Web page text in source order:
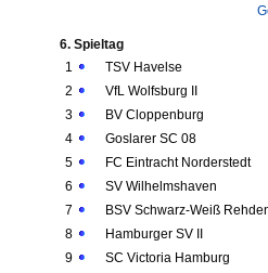
6. Spieltag
1
TSV Havelse
2
VfL Wolfsburg II
3
BV Cloppenburg
4
Goslarer SC 08
5
FC Eintracht Norderstedt
6
SV Wilhelmshaven
7
BSV Schwarz-Weiß
8
Hamburger SV II
9
SC Victoria Hamburg